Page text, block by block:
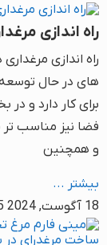
راه اندازی
راه اندازی
های در حال
برای کار دارد و
فضا نیز مناسب تر
و همچنین
بیشتر ...
18 آگوست, 2024
5